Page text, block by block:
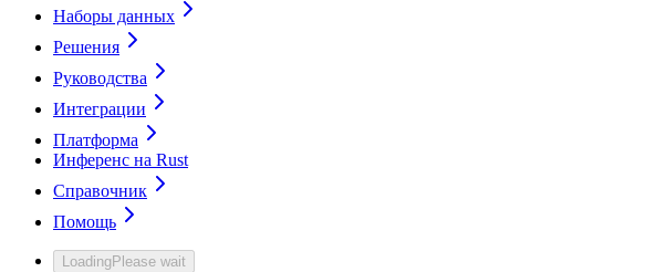
Наборы данных
Решения
Руководства
Интеграции
Платформа
Инференс на Rust
Справочник
Помощь
LoadingPlease wait